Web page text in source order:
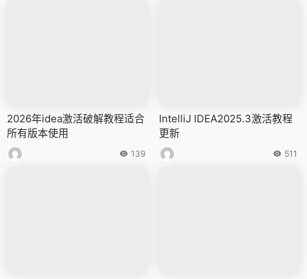
2026年idea激活破解教程适合
所有版本使用
139
IntelliJ IDEA2025.3激活教程
更新
511